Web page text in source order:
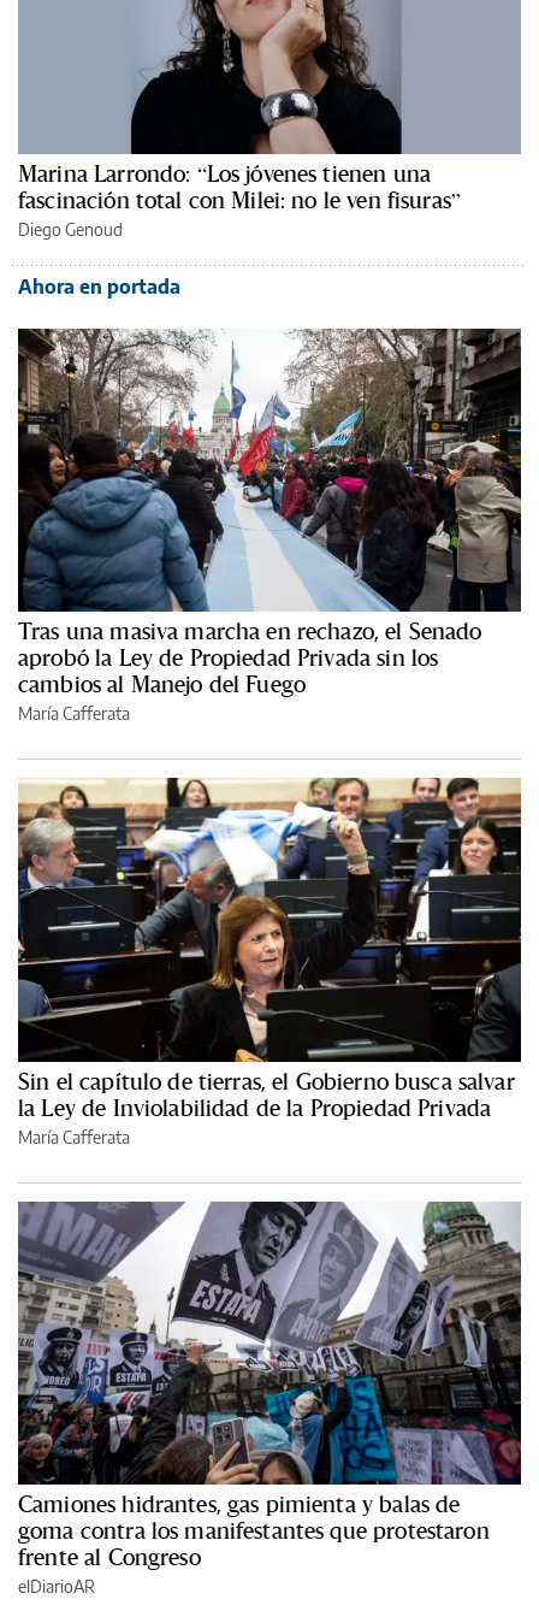
Marina Larrondo: “Los jóvenes tienen una
fascinación total con Milei: no le ven fisuras”
Diego Genoud
Ahora en portada
Tras una masiva marcha en rechazo, el Senado
aprobó la Ley de Propiedad Privada sin los
cambios al Manejo del Fuego
María Cafferata
Sin el capítulo de tierras, el Gobierno busca salvar
la Ley de Inviolabilidad de la Propiedad Privada
María Cafferata
Camiones hidrantes, gas pimienta y balas de
goma contra los manifestantes que protestaron
frente al Congreso
elDiarioAR